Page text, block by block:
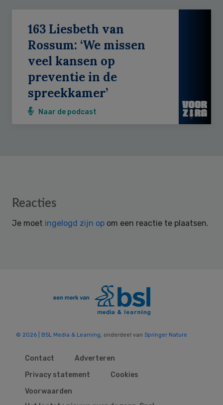
163 Liesbeth van
Rossum: ‘We missen
veel kansen op
preventie in de
spreekkamer’
Naar de podcast
Reader
Reacties
Je moet ingelogd zijn op om een reactie te plaatsen.
© 2026 | BSL Media & Learning , onderdeel van Springer Nature
Contact
Adverteren
Privacy statement
Cookies
Voorwaarden